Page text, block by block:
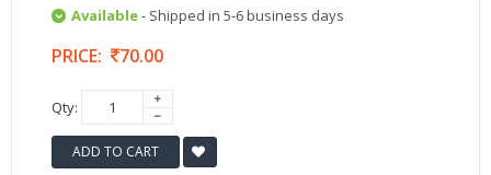
Available- Shipped in 5-6 business days
PRICE: 70.00
Qty:
ADD TO CART